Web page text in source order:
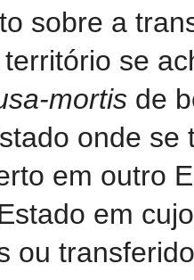
sobre a
se
mortis de
onde
em outro
em
ou